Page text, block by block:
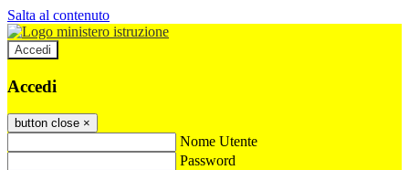
Salta al contenuto
Accedi
Accedi
button close ×
Nome Utente
Password